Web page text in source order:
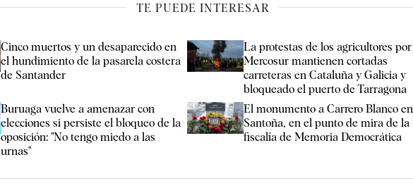
TE PUEDE INTERESAR
Cinco muertos y un desaparecido en
el hundimiento de la pasarela costera
de Santander
La protestas de los agricultores por
Mercosur mantienen cortadas
carreteras en Cataluña y Galicia y
bloqueado el puerto de Tarragona
Buruaga vuelve a amenazar con
elecciones si persiste el bloqueo de la
oposición: "No tengo miedo a las
urnas"
El monumento a Carrero Blanco en
Santoña, en el punto de mira de la
fiscalía de Memoria Democrática